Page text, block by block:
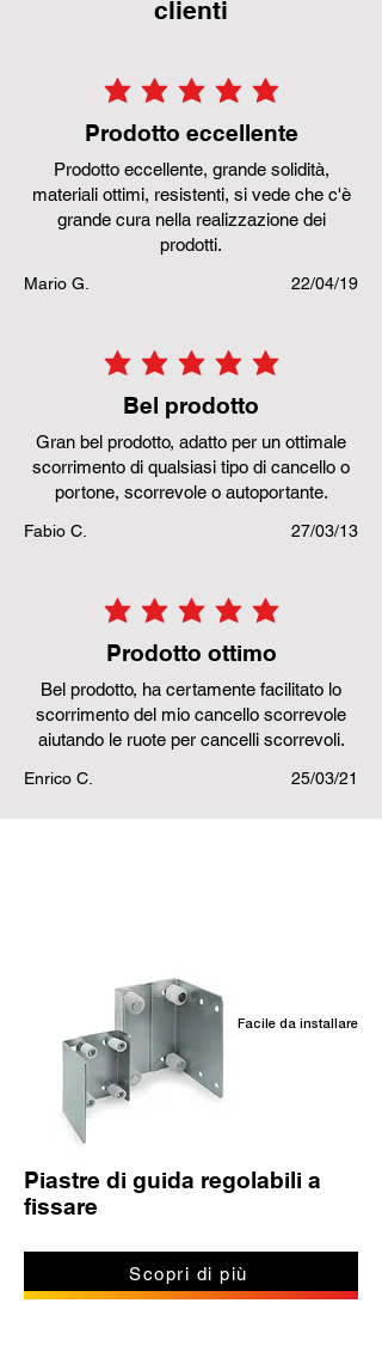
clienti
la valutazione media è 5 su
Prodotto eccellente
Prodotto eccellente, grande solidità,
materiali ottimi, resistenti, si vede che c'è
grande cura nella realizzazione dei
prodotti.
Mario G. 22/04/19
la valutazione media è 5 su
Bel prodotto
Gran bel prodotto, adatto per un ottimale
scorrimento di qualsiasi tipo di cancello o
portone, scorrevole o autoportante.
Fabio C. 27/03/13
la valutazione media è 5 su
Prodotto ottimo
Bel prodotto, ha certamente facilitato lo
scorrimento del mio cancello scorrevole
aiutando le ruote per cancelli scorrevoli.
Enrico C. 25/03/21
Facile da installare
Piastre di guida regolabili a
fissare
Scopri di più